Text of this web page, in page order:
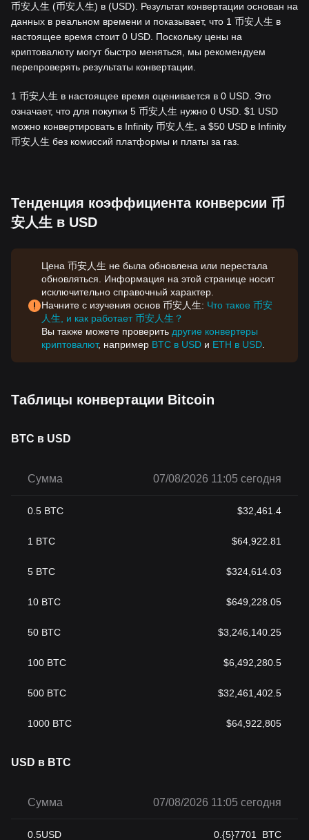
币安人生 (币安人生) в (USD). Результат конвертации основан на
данных в реальном времени и показывает, что 1 币安人生 в
настоящее время стоит 0 USD. Поскольку цены на
криптовалюту могут быстро меняться, мы рекомендуем
перепроверять результаты конвертации.
1 币安人生 в настоящее время оценивается в 0 USD. Это
означает, что для покупки 5 币安人生 нужно 0 USD. $1 USD
можно конвертировать в Infinity 币安人生, а $50 USD в Infinity
币安人生 без комиссий платформы и платы за газ.
Тенденция коэффициента конверсии 币
安人生 в USD
Цена 币安人生 не была обновлена или перестала
обновляться. Информация на этой странице носит
исключительно справочный характер.
Начните с изучения основ 币安人生: Что такое 币安
人生, и как работает 币安人生？
Вы также можете проверить другие конвертеры
криптовалют, например BTC в USD и ETH в USD
Таблицы конвертации Bitcoin
BTC в USD
Сумма 07/08/2026 11:05 сегодня
0.5 BTC $32,461.4
1 BTC $64,922.81
5 BTC $324,614.03
10 BTC $649,228.05
50 BTC $3,246,140.25
100 BTC $6,492,280.5
500 BTC $32,461,402.5
1000 BTC $64,922,805
USD в BTC
Сумма 07/08/2026 11:05 сегодня
0.5USD 0.{5}7701 BTC